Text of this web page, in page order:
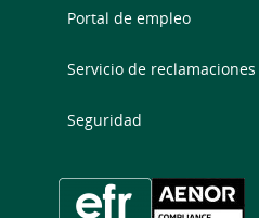
Portal de empleo
Servicio de reclamaciones
Seguridad